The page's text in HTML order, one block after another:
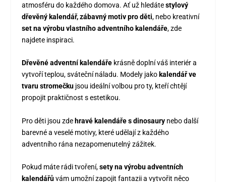
atmosféru do každého domova. Ať už hledátestylový
dřevěný kalendář, zábavný motiv pro děti, nebo kreativní
set na výrobu vlastního adventního kalendáře, zde
najdete inspiraci.
Dřevěné adventní kalendářekrásně doplní váš interiér a
vytvoří teplou, sváteční náladu. Modely jako kalendář ve
tvaru stromečkujsou ideální volbou pro ty, kteří chtějí
propojit praktičnost s estetikou.
Pro děti jsou zdehravé kalendáře s dinosaurynebo další
barevné a veselé motivy, které udělají z každého
adventního rána nezapomenutelný zážitek.
Pokud máte rádi tvoření,sety na výrobu adventních
kalendářůvám umožní zapojit fantazii a vytvořit něco